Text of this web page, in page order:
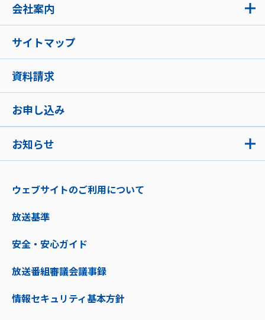
お知らせ
会社案内
サイトマップ
資料請求
お申し込み
ウェブサイトのご利用について
放送基準
安全・安心ガイド
放送番組審議会議事録
情報セキュリティ基本方針